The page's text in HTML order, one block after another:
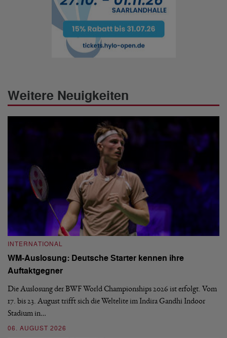
Weitere Neuigkeiten
INTERNATIONAL
WM-Auslosung: Deutsche Starter kennen ihre
Auftaktgegner
Die Auslosung der BWF World Championships 2026 ist erfolgt. Vom
17. bis 23. August trifft sich die Weltelite im Indira Gandhi Indoor
Stadium in…
06. AUGUST 2026